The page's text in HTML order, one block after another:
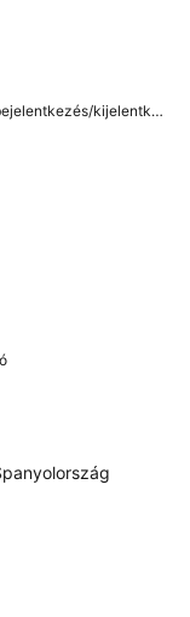
Expressz bejelentkezés/kijelentkezés